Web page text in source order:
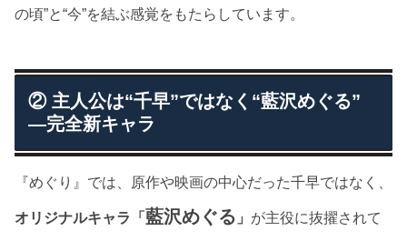
の頃”と“今”を結ぶ感覚をもたらしています。
② 主人公は“千早”ではなく“藍沢めぐる”
―完全新キャラ
『めぐり』では、原作や映画の中心だった千早ではなく、
オリジナルキャラ「 藍沢めぐる 」 が主役に抜擢されて